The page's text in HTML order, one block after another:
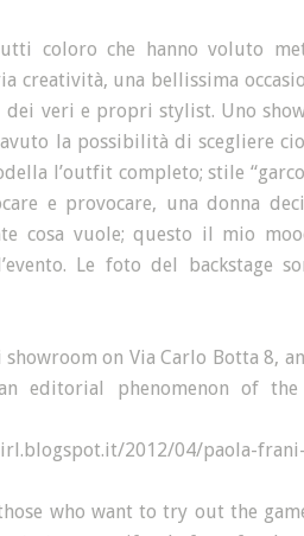
coloro che hanno voluto
creatività, una bellissima
dei veri e propri stylist. Uno
la possibilità di scegliere
l’outfit completo; stile
e provocare, una donna
cosa vuole; questo il mio
Le foto del backstage
on Via Carlo Botta 8,
editorial phenomenon of the
2012/04/paola-frani-
who want to try out the